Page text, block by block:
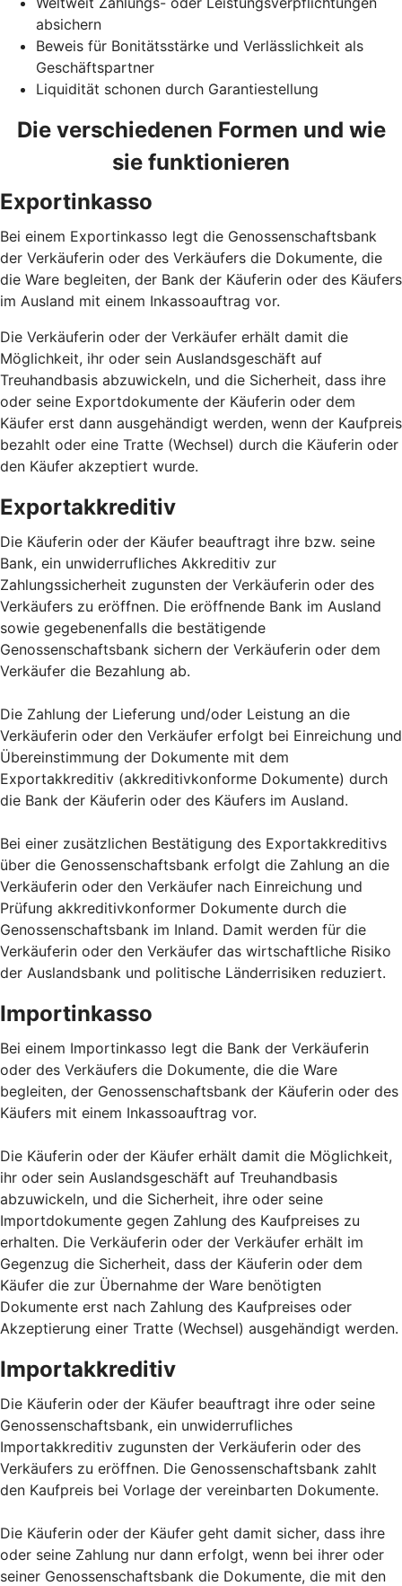
absichern
Beweis für Bonitätsstärke und Verlässlichkeit als
Geschäftspartner
Liquidität schonen durch Garantiestellung
Die verschiedenen Formen und wie
sie funktionieren
Exportinkasso
Bei einem Exportinkasso legt die Genossenschaftsbank
der Verkäuferin oder des Verkäufers die Dokumente, die
die Ware begleiten, der Bank der Käuferin oder des Käufers
im Ausland mit einem Inkassoauftrag vor.
Die Verkäuferin oder der Verkäufer erhält damit die
Möglichkeit, ihr oder sein Auslandsgeschäft auf
Treuhandbasis abzuwickeln, und die Sicherheit, dass ihre
oder seine Exportdokumente der Käuferin oder dem
Käufer erst dann ausgehändigt werden, wenn der Kaufpreis
bezahlt oder eine Tratte (Wechsel) durch die Käuferin oder
den Käufer akzeptiert wurde.
Exportakkreditiv
Die Käuferin oder der Käufer beauftragt ihre bzw. seine
Bank, ein unwiderrufliches Akkreditiv zur
Zahlungssicherheit zugunsten der Verkäuferin oder des
Verkäufers zu eröffnen. Die eröffnende Bank im Ausland
sowie gegebenenfalls die bestätigende
Genossenschaftsbank sichern der Verkäuferin oder dem
Verkäufer die Bezahlung ab.
Die Zahlung der Lieferung und/oder Leistung an die
Verkäuferin oder den Verkäufer erfolgt bei Einreichung und
Übereinstimmung der Dokumente mit dem
Exportakkreditiv (akkreditivkonforme Dokumente) durch
die Bank der Käuferin oder des Käufers im Ausland.
Bei einer zusätzlichen Bestätigung des Exportakkreditivs
über die Genossenschaftsbank erfolgt die Zahlung an die
Verkäuferin oder den Verkäufer nach Einreichung und
Prüfung akkreditivkonformer Dokumente durch die
Genossenschaftsbank im Inland. Damit werden für die
Verkäuferin oder den Verkäufer das wirtschaftliche Risiko
der Auslandsbank und politische Länderrisiken reduziert.
Importinkasso
Bei einem Importinkasso legt die Bank der Verkäuferin
oder des Verkäufers die Dokumente, die die Ware
begleiten, der Genossenschaftsbank der Käuferin oder des
Käufers mit einem Inkassoauftrag vor.
Die Käuferin oder der Käufer erhält damit die Möglichkeit,
ihr oder sein Auslandsgeschäft auf Treuhandbasis
abzuwickeln, und die Sicherheit, ihre oder seine
Importdokumente gegen Zahlung des Kaufpreises zu
erhalten. Die Verkäuferin oder der Verkäufer erhält im
Gegenzug die Sicherheit, dass der Käuferin oder dem
Käufer die zur Übernahme der Ware benötigten
Dokumente erst nach Zahlung des Kaufpreises oder
Akzeptierung einer Tratte (Wechsel) ausgehändigt werden.
Importakkreditiv
Die Käuferin oder der Käufer beauftragt ihre oder seine
Genossenschaftsbank, ein unwiderrufliches
Importakkreditiv zugunsten der Verkäuferin oder des
Verkäufers zu eröffnen. Die Genossenschaftsbank zahlt
den Kaufpreis bei Vorlage der vereinbarten Dokumente.
Die Käuferin oder der Käufer geht damit sicher, dass ihre
oder seine Zahlung nur dann erfolgt, wenn bei ihrer oder
seiner Genossenschaftsbank die Dokumente, die mit den